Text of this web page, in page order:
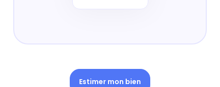
Estimer mon bien